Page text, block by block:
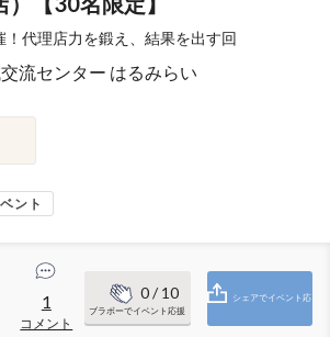
！代理店力を鍛え、結果を出す回
流センター はるみらい
ント
1
コメント
0/ 10
ブラボーでイベント応援
シェアでイベント応